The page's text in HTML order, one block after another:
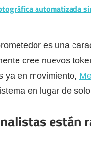
automatizada
es una
cree nuevos
ya en movimiento,
en lugar de
están